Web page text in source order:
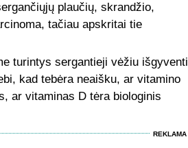
plaučių, skrandžio,
tačiau apskritai tie
turintys sergantieji vėžiu išgyventi
kad tebėra neaišku, ar vitamino
ar vitaminas D tėra biologinis
REKLAMA